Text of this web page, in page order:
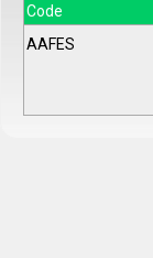
Code
AAFES